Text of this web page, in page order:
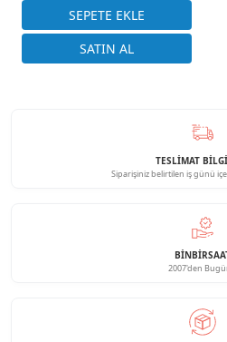
TESLİMAT
Siparişiniz belirtilen iş günü
2007'den